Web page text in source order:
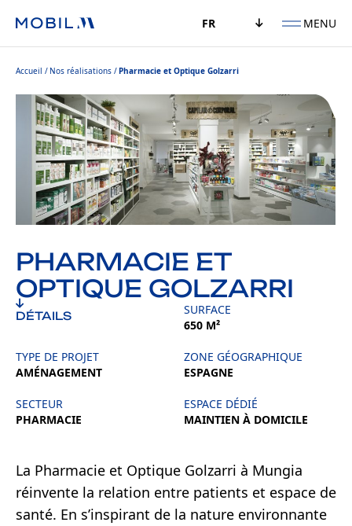
FR MENU
Accueil Nos réalisations Pharmacie et Optique Golzarri
PHARMACIE ET
OPTIQUE GOLZARRI
DÉTAILS
SURFACE
650 M²
TYPE DE PROJET
AMÉNAGEMENT
ZONE GÉOGRAPHIQUE
ESPAGNE
SECTEUR
PHARMACIE
ESPACE DÉDIÉ
MAINTIEN À DOMICILE
La Pharmacie et Optique Golzarri à Mungia
réinvente la relation entre patients et espace de
santé. En s’inspirant de la nature environnante